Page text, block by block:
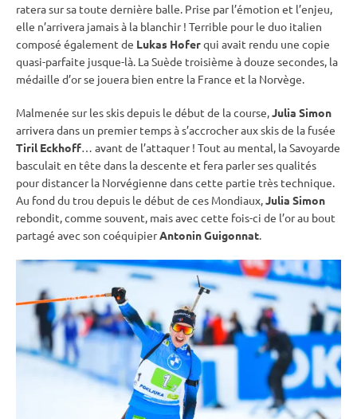
ratera sur sa toute dernière balle. Prise par l’émotion et l’enjeu,
elle n’arrivera jamais à la blanchir ! Terrible pour le duo italien
composé également de Lukas Hoferqui avait rendu une copie
quasi-parfaite jusque-là. La Suède troisième à douze secondes, la
médaille d’or se jouera bien entre la France et la Norvège.
Malmenée sur les skis depuis le début de la course,Julia Simon
arrivera dans un premier temps à s’accrocher aux skis de la fusée
Tiril Eckhoff… avant de l’attaquer ! Tout au mental, la Savoyarde
basculait en tête dans la descente et fera parler ses qualités
pour distancer la Norvégienne dans cette partie très technique.
Au fond du trou depuis le début de ces Mondiaux,Julia Simon
rebondit, comme souvent, mais avec cette fois-ci de l’or au bout
partagé avec son coéquipierAntonin Guigonnat.